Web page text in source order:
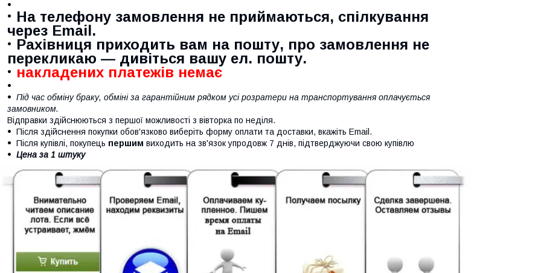
На телефону замовлення не приймаються, спілкування
через Email.
Рахівниця приходить вам на пошту, про замовлення не
перекликаю — дивіться вашу ел. пошту.
накладених платежів немає
Під час обміну браку, обміні за гарантійним рядком усі розратери на транспортування оплачується
замовником.
Відправки здійснюються з першої можливості з вівторка по неділя.
Після здійснення покупки обов'язково виберіть форму оплати та доставки, вкажіть Email.
Після купівлі, покупець першим виходить на зв'язок упродовж 7 днів, підтверджуючи свою купівлю
Цена за 1 штуку